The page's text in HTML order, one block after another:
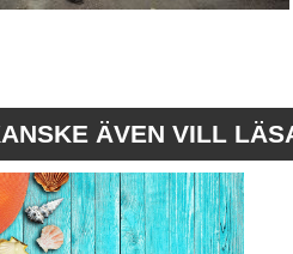
ÄVEN VILL